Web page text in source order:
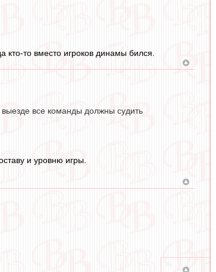
кто-то вместо игроков динамы бился.
все команды должны судить
и уровню игры.